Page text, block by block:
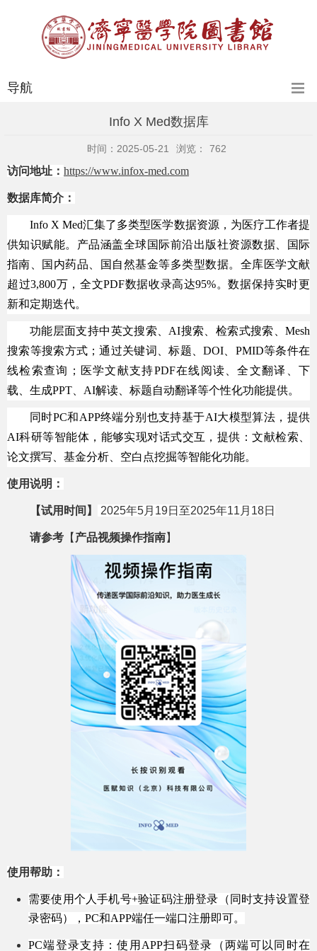
导航
Info X Med数据库
时间：2025-05-21 浏览： 762
访问地址 ： https://www.infox-med.com
数据库简介：
Info X Med汇集了多类型医学数据资源，为医疗工作者提
供知识赋能。产品涵盖全球国际前沿出版社资源数据、国际
指南、国内药品、国自然基金等多类型数据。全库医学文献
超过3,800万，全文PDF数据收录高达95%。数据保持实时更
新和定期迭代。
功能层面支持中英文搜索、AI搜索、检索式搜索、Mesh
搜索等搜索方式；通过关键词、标题、DOI、PMID等条件在
线检索查询；医学文献支持PDF在线阅读、全文翻译、下
载、生成PPT、AI解读、标题自动翻译等个性化功能提供。
同时PC和APP终端分别也支持基于AI大模型算法，提供
AI科研等智能体，能够实现对话式交互，提供：文献检索、
论文撰写、基金分析、空白点挖掘等智能化功能。
使用说明：
【试用时间】 2025年5月19日至2025年11月18日
请参考 【 产品视频操作指南】
使用帮助：
需要使用个人手机号+验证码注册登录（同时支持设置登
录密码），PC和APP端任一端口注册即可。
PC端登录支持：使用APP扫码登录（两端可以同时在